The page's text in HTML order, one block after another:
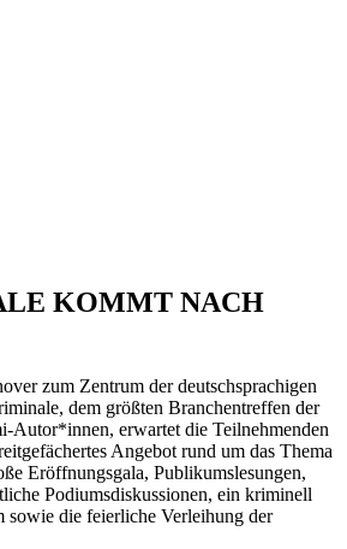
KOMMT NACH
zum Zentrum der deutschsprachigen
dem größten Branchentreffen der
Autor*innen, erwartet die Teilnehmenden
Angebot rund um das Thema
Eröffnungsgala, Publikumslesungen,
Podiumsdiskussionen, ein kriminell
sowie die feierliche Verleihung der